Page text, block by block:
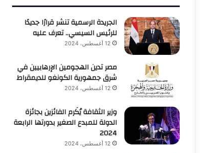
الجريدة الرسمية تنشر قرارًا جديدًا
للرئيس السيسي.. تعرف عليه
12 أغسطس، 2024
مصر تدين الهجومين الإرهابيين في
شرق جمهورية الكونغو للديمقراط
12 أغسطس، 2024
وزير الثقافة يُكَرم الفائزين بجائزة
الدولة للمبدع الصغير بدورتها الرابعة
2024
12 أغسطس، 2024